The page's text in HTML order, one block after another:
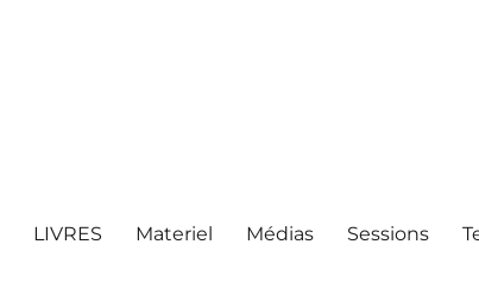
LIVRES Materiel Médias Sessions